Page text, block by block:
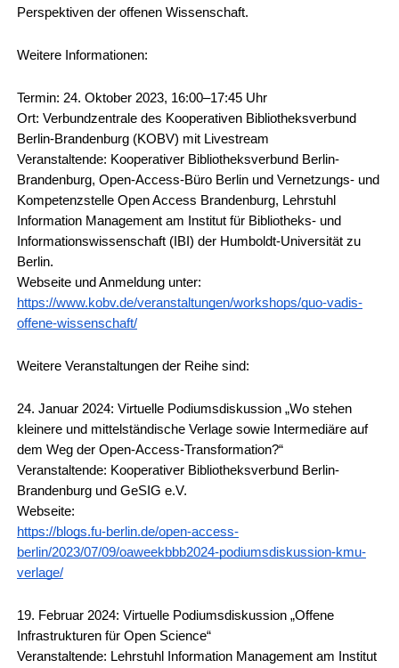
Perspektiven der offenen Wissenschaft.
Weitere Informationen:
Termin: 24. Oktober 2023, 16:00–17:45 Uhr
Ort: Verbundzentrale des Kooperativen Bibliotheksverbund
Berlin-Brandenburg (KOBV) mit Livestream
Veranstaltende: Kooperativer Bibliotheksverbund Berlin-
Brandenburg, Open-Access-Büro Berlin und Vernetzungs- und
Kompetenzstelle Open Access Brandenburg, Lehrstuhl
Information Management am Institut für Bibliotheks- und
Informationswissenschaft (IBI) der Humboldt-Universität zu
Berlin.
Webseite und Anmeldung unter:
https://www.kobv.de/veranstaltungen/workshops/quo-vadis-
offene-wissenschaft/
Weitere Veranstaltungen der Reihe sind:
24. Januar 2024: Virtuelle Podiumsdiskussion „Wo stehen
kleinere und mittelständische Verlage sowie Intermediäre auf
dem Weg der Open-Access-Transformation?“
Veranstaltende: Kooperativer Bibliotheksverbund Berlin-
Brandenburg und GeSIG e.V.
Webseite:
https://blogs.fu-berlin.de/open-access-
berlin/2023/07/09/oaweekbbb2024-podiumsdiskussion-kmu-
verlage/
19. Februar 2024: Virtuelle Podiumsdiskussion „Offene
Infrastrukturen für Open Science“
Veranstaltende: Lehrstuhl Information Management am Institut